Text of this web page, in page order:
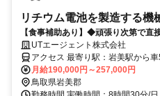
リチウム電池を製造する機
【食事補助あり】◆頑張り次第で
勤もOK、通いやすい職場です ◆安
あり
UTエージェント株式会社
アクセス 最寄り駅：岩美駅から
OK
月給190,000円～257,000円
鳥取県岩美郡